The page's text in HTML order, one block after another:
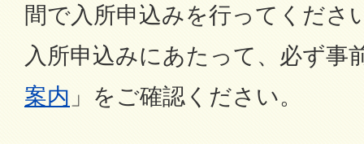
間で入所申込みを行ってくださ
入所申込みにあたって、必ず事
案内 」をご確認ください。